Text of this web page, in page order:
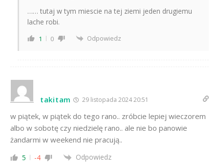
…… tutaj w tym miescie na tej ziemi jeden drugiemu
lache robi.
1 0 Odpowiedz
takitam 29 listopada 2024 20:51
w piątek, w piątek do tego rano.. zróbcie lepiej wieczorem
albo w sobotę czy niedzielę rano.. ale nie bo panowie
żandarmi w weekend nie pracują..
5 -4 Odpowiedz